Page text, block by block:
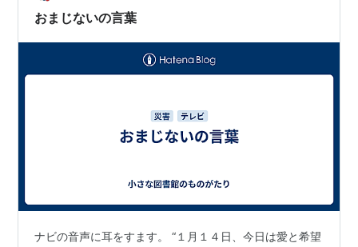
おまじないの言葉
ナビの音声に耳をすます。 “１月１４日、今日は愛と希望